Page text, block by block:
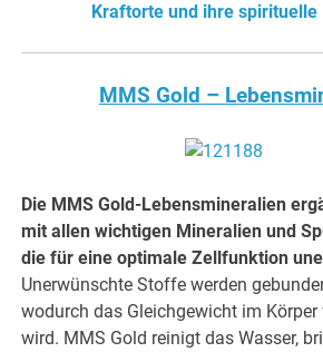
Kraftorte und ihre spirituelle
MMS Gold –
Die MMS Gold-Lebensmineralien
mit allen wichtigen Mineralien und
die für eine optimale Zellfunktion
Unerwünschte Stoffe werden
wodurch das Gleichgewicht im
wird. MMS Gold reinigt das Wasser,